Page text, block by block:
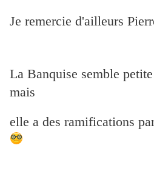
Je remercie d'ailleurs
La Banquise semble
mais
elle a des ramifications